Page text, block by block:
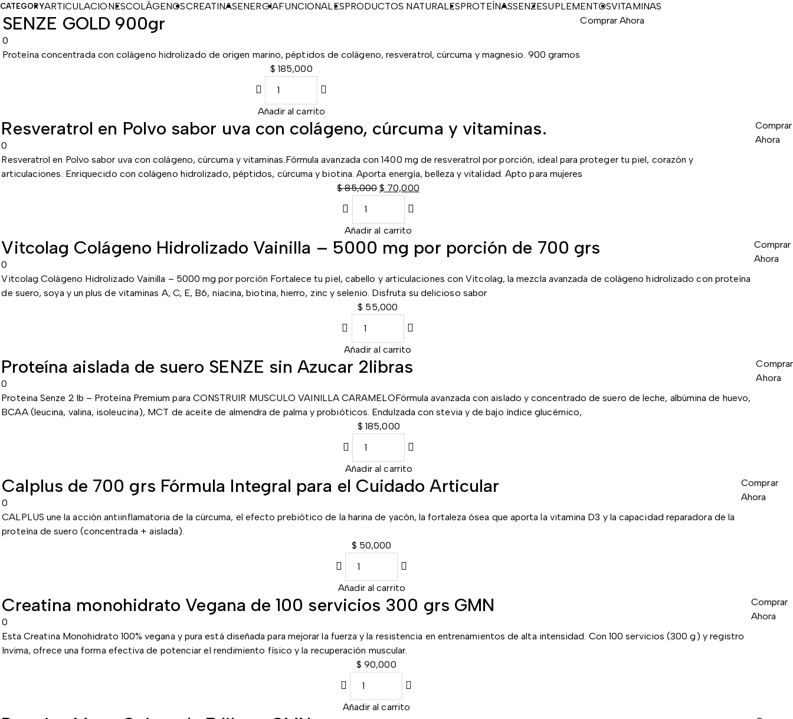
CATEGORYARTICULACIONESCOLÁGENOSCREATINASENERGIAFUNCIONALESPRODUCTOS NATURALESPROTEÍNASSENZESUPLEMENTOSVITAMINAS
SENZE GOLD 900gr
0
Proteína concentrada con colágeno hidrolizado de origen marino, péptidos de colágeno, resveratrol, cúrcuma y magnesio. 900 gramos
$ 185,000
Añadir al carrito
Comprar Ahora
Resveratrol en Polvo sabor uva con colágeno, cúrcuma y vitaminas.
0
Resveratrol en Polvo sabor uva con colágeno, cúrcuma y vitaminas.Fórmula avanzada con 1400 mg de resveratrol por porción, ideal para proteger tu piel, corazón y
articulaciones. Enriquecido con colágeno hidrolizado, péptidos, cúrcuma y biotina. Aporta energía, belleza y vitalidad. Apto para mujeres
$85,000
era:
$ 85,000
$ 70,000
es:
$ 70,000
Añadir al carrito
Comprar
Ahora
Vitcolag Colágeno Hidrolizado Vainilla – 5000 mg por porción de 700 grs
0
Vitcolag Colágeno Hidrolizado Vainilla – 5000 mg por porción Fortalece tu piel, cabello y articulaciones con Vitcolag, la mezcla avanzada de colágeno hidrolizado con proteína
de suero, soya y un plus de vitaminas A, C, E, B6, niacina, biotina, hierro, zinc y selenio. Disfruta su delicioso sabor
$ 55,000
Añadir al carrito
Comprar
Ahora
Proteína aislada de suero SENZE sin Azucar 2libras
0
Proteina Senze 2 lb – Proteína Premium para CONSTRUIR MUSCULO VAINILLA CARAMELOFórmula avanzada con aislado y concentrado de suero de leche, albúmina de huevo,
BCAA (leucina, valina, isoleucina), MCT de aceite de almendra de palma y probióticos. Endulzada con stevia y de bajo índice glucémico,
$ 185,000
Añadir al carrito
Comprar
Ahora
Calplus de 700 grs Fórmula Integral para el Cuidado Articular
0
CALPLUS une la acción antiinflamatoria de la cúrcuma, el efecto prebiótico de la harina de yacón, la fortaleza ósea que aporta la vitamina D3 y la capacidad reparadora de la
proteína de suero (concentrada + aislada).
$ 50,000
Añadir al carrito
Comprar
Ahora
Creatina monohidrato Vegana de 100 servicios 300 grs GMN
0
Esta Creatina Monohidrato 100% vegana y pura está diseñada para mejorar la fuerza y la resistencia en entrenamientos de alta intensidad. Con 100 servicios (300 g) y registro
Invima, ofrece una forma efectiva de potenciar el rendimiento físico y la recuperación muscular.
$ 90,000
Añadir al carrito
Comprar
Ahora